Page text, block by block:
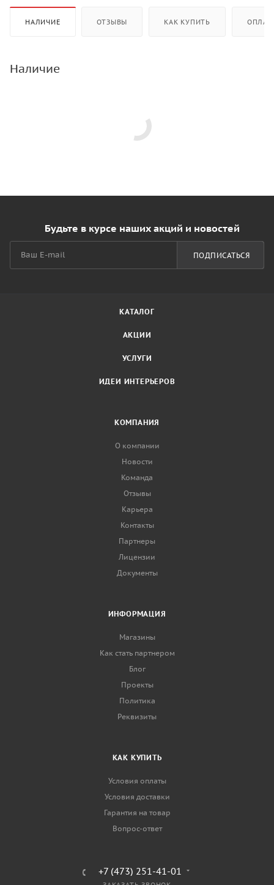
НАЛИЧИЕ ОТЗЫВЫ КАК КУПИТЬ
Наличие
Будьте в курсе наших акций и новостей
ПОДПИСАТЬСЯ
КАТАЛОГ
АКЦИИ
УСЛУГИ
ИДЕИ ИНТЕРЬЕРОВ
КОМПАНИЯ
О компании
Новости
Команда
Отзывы
Карьера
Контакты
Партнеры
Лицензии
Документы
ИНФОРМАЦИЯ
Магазины
Как стать партнером
Блог
Проекты
Политика
Реквизиты
КАК КУПИТЬ
Условия оплаты
Условия доставки
Гарантия на товар
Вопрос-ответ
+7 (473) 251-41-01